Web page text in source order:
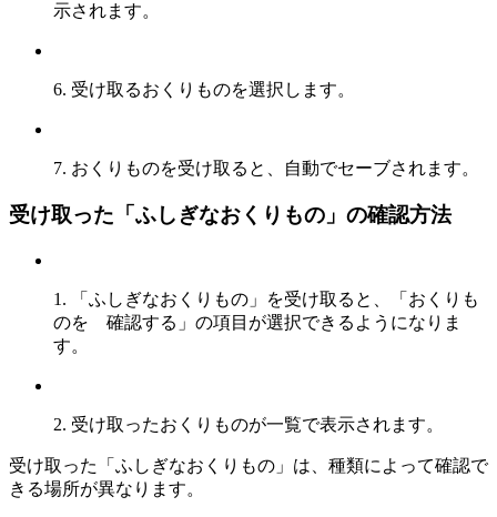
示されます。
6. 受け取るおくりものを選択します。
7. おくりものを受け取ると、自動でセーブされます。
受け取った「ふしぎなおくりもの」の確認方法
1. 「ふしぎなおくりもの」を受け取ると、「おくりも
のを 確認する」の項目が選択できるようになりま
す。
2. 受け取ったおくりものが一覧で表示されます。
受け取った「ふしぎなおくりもの」は、種類によって確認で
きる場所が異なります。